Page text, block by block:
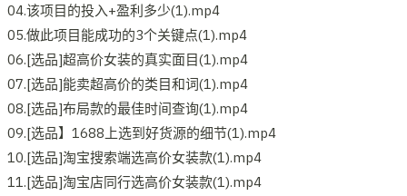
04.该项目的投入+盈利多少(1).mp4
05.做此项目能成功的3个关键点(1).mp4
06.[选品]超高价女装的真实面目(1).mp4
07.[选品]能卖超高价的类目和词(1).mp4
08.[选品]布局款的最佳时间查询(1).mp4
09.[选品】1688上选到好货源的细节(1).mp4
10.[选品]淘宝搜索端选高价女装款(1).mp4
11.[选品]淘宝店同行选高价女装款(1).mp4